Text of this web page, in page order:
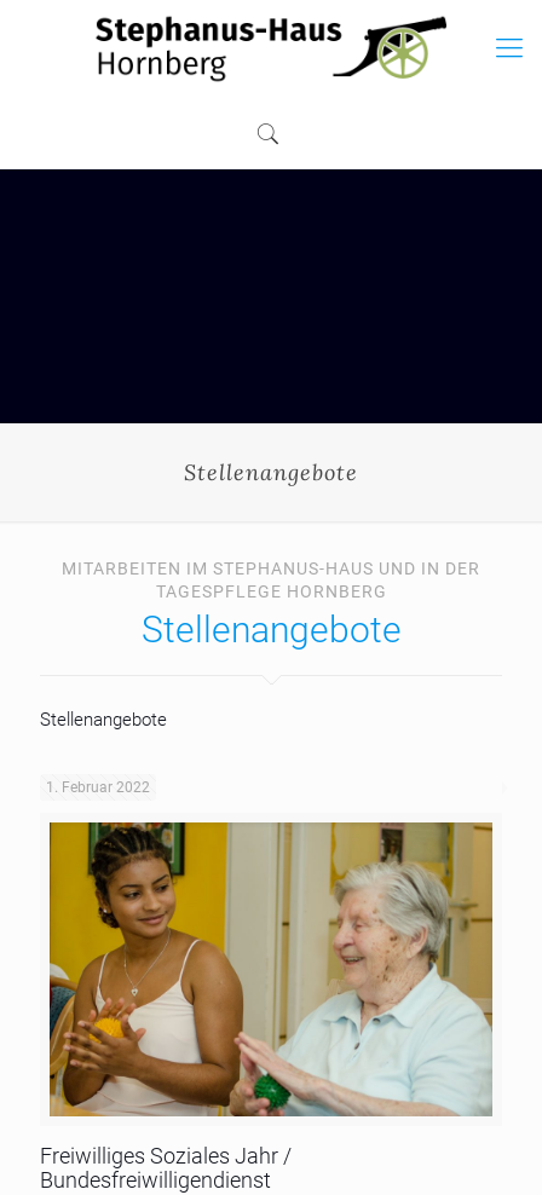
Stellenangebote
MITARBEITEN IM STEPHANUS-HAUS UND IN DER
TAGESPFLEGE HORNBERG
Stellenangebote
Stellenangebote
1. Februar 2022
Freiwilliges Soziales Jahr /
Bundesfreiwilligendienst